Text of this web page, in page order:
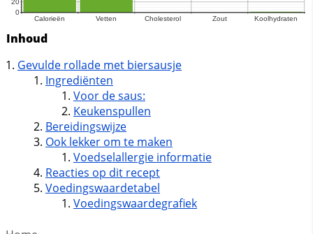
Inhoud
Gevulde rollade met biersausje
Ingrediënten
Voor de saus:
Keukenspullen
Bereidingswijze
Ook lekker om te maken
Voedselallergie informatie
Reacties op dit recept
Voedingswaardetabel
Voedingswaardegrafiek